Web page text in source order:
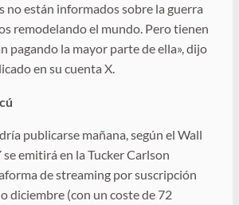
no están informados sobre la guerra
remodelando el mundo. Pero tienen
pagando la mayor parte de ella», dijo
en su cuenta X.
publicarse mañana, según el Wall
emitirá en la Tucker Carlson
de streaming por suscripción
diciembre (con un coste de 72